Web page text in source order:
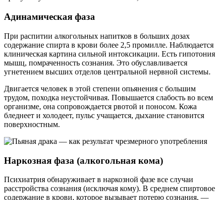
Адинамическая фаза
При распитии алкогольных напитков в больших дозах
содержание спирта в крови более 2,5 промилле. Наблюдается
клиническая картина сильной интоксикации. Есть гипотония
мышц, помраченность сознания. Это обуславливается
угнетением высших отделов центральной нервной системы.
Двигается человек в этой степени опьянения с большим
трудом, походка неустойчивая. Повышается слабость во всем
организме, она сопровождается рвотой и поносом. Кожа
бледнеет и холодеет, пульс учащается, дыхание становится
поверхностным.
Наркозная фаза (алкогольная кома)
Психиатрия обнаруживает в наркозной фазе все случаи
расстройства сознания (исключая кому). В среднем спиртовое
содержание в крови, которое вызывает потерю сознания, —